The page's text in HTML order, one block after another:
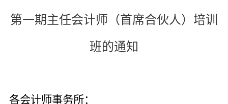
第一期主任会计师（首席合伙人）培训
班的通知
各会计师事务所：